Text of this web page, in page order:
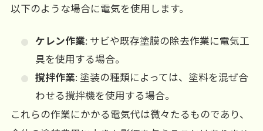
以下のような場合に電気を使用します。
ケレン作業: サビや既存塗膜の除去作業に電気工
具を使用する場合。
撹拌作業: 塗装の種類によっては、塗料を混ぜ合
わせる撹拌機を使用する場合。
これらの作業にかかる電気代は微々たるものであり、